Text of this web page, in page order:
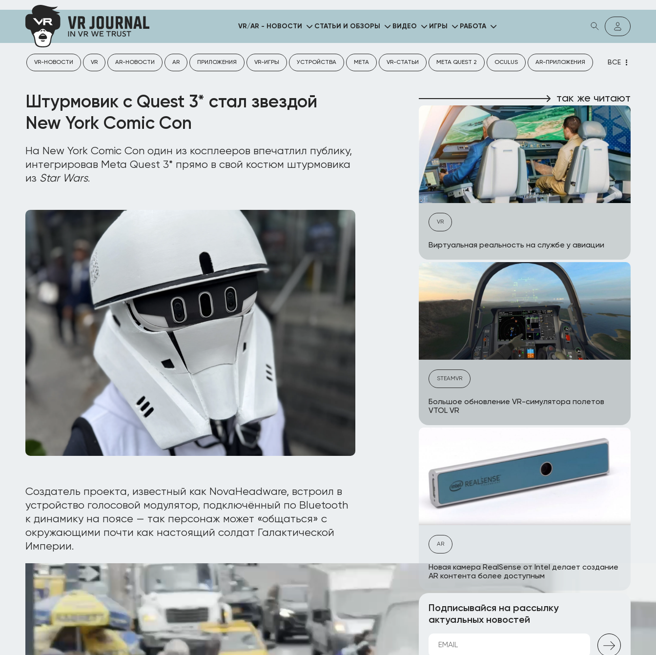
VR/AR - НОВОСТИ СТАТЬИ И ОБЗОРЫ ВИДЕО ИГРЫ РАБОТА
VR-НОВОСТИ VR AR-НОВОСТИ AR ПРИЛОЖЕНИЯ VR-ИГРЫ УСТРОЙСТВА META VR-СТАТЬИ META QUEST 2 OCULUS AR-ПРИЛОЖЕНИЯ ВСЕ
Штурмовик с Quest 3* стал звездой
New York Comic Con
На New York Comic Con один из косплееров впечатлил публику,
интегрировав Meta Quest 3* прямо в свой костюм штурмовика
из Star Wars.
Создатель проекта, известный как NovaHeadware, встроил в
устройство голосовой модулятор, подключённый по Bluetooth
к динамику на поясе — так персонаж может «общаться» с
окружающими почти как настоящий солдат Галактической
Империи.
так же читают
VR
Виртуальная реальность на службе у авиации
STEAMVR
Большое обновление VR-симулятора полетов
VTOL VR
AR
Новая камера RealSense от Intel делает создание
AR контента более доступным
Подписывайся на рассылку
актуальных новостей